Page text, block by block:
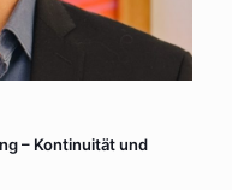
– Kontinuität und